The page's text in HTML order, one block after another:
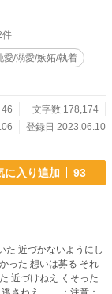
前、もう一人の人質で
の死因は、リヴィエ国
を絶ったというものだ
ィスは人が変わった
ユを陵辱する。更にそ
ない古い塔に幽閉され
の朝、ベルティーユを
太子のレアンドルだっ
件
愛/溺愛/嫉妬/執着
文字数 178,174
登録日 2023.06.10
に入り追加 93
た 近づかないようにし
った 想いは募る それ